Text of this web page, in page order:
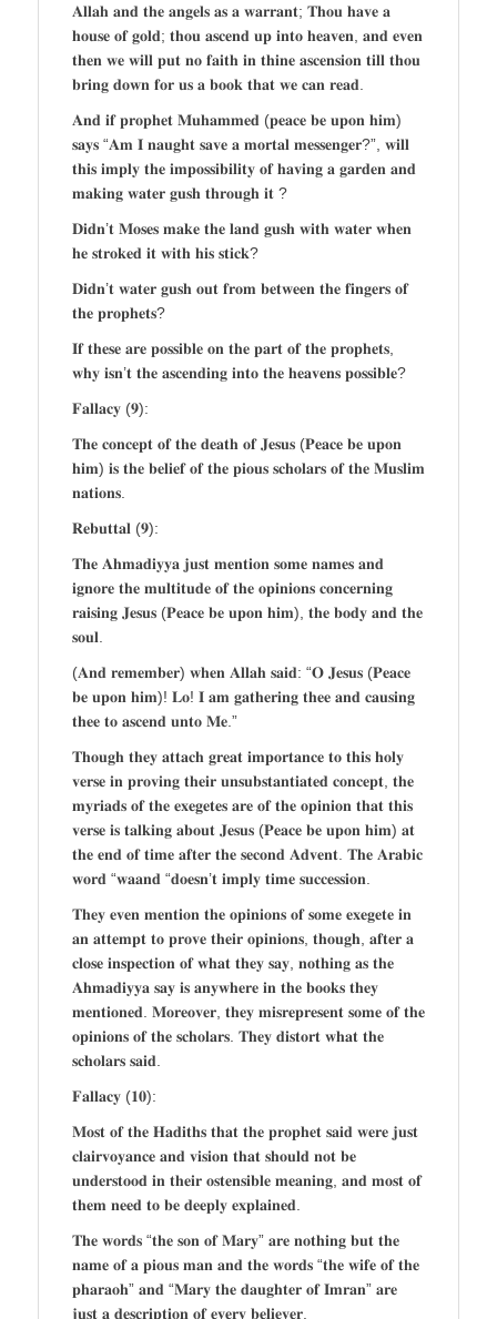
𝐀𝐥𝐥𝐚𝐡 𝐚𝐧𝐝 𝐭𝐡𝐞 𝐚𝐧𝐠𝐞𝐥𝐬 𝐚𝐬 𝐚 𝐰𝐚𝐫𝐫𝐚𝐧𝐭; 𝐓𝐡𝐨𝐮 𝐡𝐚𝐯𝐞 𝐚
𝐡𝐨𝐮𝐬𝐞 𝐨𝐟 𝐠𝐨𝐥𝐝; 𝐭𝐡𝐨𝐮 𝐚𝐬𝐜𝐞𝐧𝐝 𝐮𝐩 𝐢𝐧𝐭𝐨 𝐡𝐞𝐚𝐯𝐞𝐧, 𝐚𝐧𝐝 𝐞𝐯𝐞𝐧
𝐭𝐡𝐞𝐧 𝐰𝐞 𝐰𝐢𝐥𝐥 𝐩𝐮𝐭 𝐧𝐨 𝐟𝐚𝐢𝐭𝐡 𝐢𝐧 𝐭𝐡𝐢𝐧𝐞 𝐚𝐬𝐜𝐞𝐧𝐬𝐢𝐨𝐧 𝐭𝐢𝐥𝐥 𝐭𝐡𝐨𝐮
𝐛𝐫𝐢𝐧𝐠 𝐝𝐨𝐰𝐧 𝐟𝐨𝐫 𝐮𝐬 𝐚 𝐛𝐨𝐨𝐤 𝐭𝐡𝐚𝐭 𝐰𝐞 𝐜𝐚𝐧 𝐫𝐞𝐚𝐝.
𝐀𝐧𝐝 𝐢𝐟 𝐩𝐫𝐨𝐩𝐡𝐞𝐭 𝐌𝐮𝐡𝐚𝐦𝐦𝐞𝐝 (𝐩𝐞𝐚𝐜𝐞 𝐛𝐞 𝐮𝐩𝐨𝐧 𝐡𝐢𝐦)
𝐬𝐚𝐲𝐬 “𝐀𝐦 𝐈 𝐧𝐚𝐮𝐠𝐡𝐭 𝐬𝐚𝐯𝐞 𝐚 𝐦𝐨𝐫𝐭𝐚𝐥 𝐦𝐞𝐬𝐬𝐞𝐧𝐠𝐞𝐫?”, 𝐰𝐢𝐥𝐥
𝐭𝐡𝐢𝐬 𝐢𝐦𝐩𝐥𝐲 𝐭𝐡𝐞 𝐢𝐦𝐩𝐨𝐬𝐬𝐢𝐛𝐢𝐥𝐢𝐭𝐲 𝐨𝐟 𝐡𝐚𝐯𝐢𝐧𝐠 𝐚 𝐠𝐚𝐫𝐝𝐞𝐧 𝐚𝐧𝐝
𝐦𝐚𝐤𝐢𝐧𝐠 𝐰𝐚𝐭𝐞𝐫 𝐠𝐮𝐬𝐡 𝐭𝐡𝐫𝐨𝐮𝐠𝐡 𝐢𝐭 ?
𝐃𝐢𝐝𝐧’𝐭 𝐌𝐨𝐬𝐞𝐬 𝐦𝐚𝐤𝐞 𝐭𝐡𝐞 𝐥𝐚𝐧𝐝 𝐠𝐮𝐬𝐡 𝐰𝐢𝐭𝐡 𝐰𝐚𝐭𝐞𝐫 𝐰𝐡𝐞𝐧
𝐡𝐞 𝐬𝐭𝐫𝐨𝐤𝐞𝐝 𝐢𝐭 𝐰𝐢𝐭𝐡 𝐡𝐢𝐬 𝐬𝐭𝐢𝐜𝐤?
𝐃𝐢𝐝𝐧’𝐭 𝐰𝐚𝐭𝐞𝐫 𝐠𝐮𝐬𝐡 𝐨𝐮𝐭 𝐟𝐫𝐨𝐦 𝐛𝐞𝐭𝐰𝐞𝐞𝐧 𝐭𝐡𝐞 𝐟𝐢𝐧𝐠𝐞𝐫𝐬 𝐨𝐟
𝐭𝐡𝐞 𝐩𝐫𝐨𝐩𝐡𝐞𝐭𝐬?
𝐈𝐟 𝐭𝐡𝐞𝐬𝐞 𝐚𝐫𝐞 𝐩𝐨𝐬𝐬𝐢𝐛𝐥𝐞 𝐨𝐧 𝐭𝐡𝐞 𝐩𝐚𝐫𝐭 𝐨𝐟 𝐭𝐡𝐞 𝐩𝐫𝐨𝐩𝐡𝐞𝐭𝐬,
𝐰𝐡𝐲 𝐢𝐬𝐧’𝐭 𝐭𝐡𝐞 𝐚𝐬𝐜𝐞𝐧𝐝𝐢𝐧𝐠 𝐢𝐧𝐭𝐨 𝐭𝐡𝐞 𝐡𝐞𝐚𝐯𝐞𝐧𝐬 𝐩𝐨𝐬𝐬𝐢𝐛𝐥𝐞?
𝐅𝐚𝐥𝐥𝐚𝐜𝐲 (𝟗):
𝐓𝐡𝐞 𝐜𝐨𝐧𝐜𝐞𝐩𝐭 𝐨𝐟 𝐭𝐡𝐞 𝐝𝐞𝐚𝐭𝐡 𝐨𝐟 𝐉𝐞𝐬𝐮𝐬 (𝐏𝐞𝐚𝐜𝐞 𝐛𝐞 𝐮𝐩𝐨𝐧
𝐡𝐢𝐦) 𝐢𝐬 𝐭𝐡𝐞 𝐛𝐞𝐥𝐢𝐞𝐟 𝐨𝐟 𝐭𝐡𝐞 𝐩𝐢𝐨𝐮𝐬 𝐬𝐜𝐡𝐨𝐥𝐚𝐫𝐬 𝐨𝐟 𝐭𝐡𝐞 𝐌𝐮𝐬𝐥𝐢𝐦
𝐧𝐚𝐭𝐢𝐨𝐧𝐬.
𝐑𝐞𝐛𝐮𝐭𝐭𝐚𝐥 (𝟗):
𝐓𝐡𝐞 𝐀𝐡𝐦𝐚𝐝𝐢𝐲𝐲𝐚 𝐣𝐮𝐬𝐭 𝐦𝐞𝐧𝐭𝐢𝐨𝐧 𝐬𝐨𝐦𝐞 𝐧𝐚𝐦𝐞𝐬 𝐚𝐧𝐝
𝐢𝐠𝐧𝐨𝐫𝐞 𝐭𝐡𝐞 𝐦𝐮𝐥𝐭𝐢𝐭𝐮𝐝𝐞 𝐨𝐟 𝐭𝐡𝐞 𝐨𝐩𝐢𝐧𝐢𝐨𝐧𝐬 𝐜𝐨𝐧𝐜𝐞𝐫𝐧𝐢𝐧𝐠
𝐫𝐚𝐢𝐬𝐢𝐧𝐠 𝐉𝐞𝐬𝐮𝐬 (𝐏𝐞𝐚𝐜𝐞 𝐛𝐞 𝐮𝐩𝐨𝐧 𝐡𝐢𝐦), 𝐭𝐡𝐞 𝐛𝐨𝐝𝐲 𝐚𝐧𝐝 𝐭𝐡𝐞
𝐬𝐨𝐮𝐥.
(𝐀𝐧𝐝 𝐫𝐞𝐦𝐞𝐦𝐛𝐞𝐫) 𝐰𝐡𝐞𝐧 𝐀𝐥𝐥𝐚𝐡 𝐬𝐚𝐢𝐝: “𝐎 𝐉𝐞𝐬𝐮𝐬 (𝐏𝐞𝐚𝐜𝐞
𝐛𝐞 𝐮𝐩𝐨𝐧 𝐡𝐢𝐦)! 𝐋𝐨! 𝐈 𝐚𝐦 𝐠𝐚𝐭𝐡𝐞𝐫𝐢𝐧𝐠 𝐭𝐡𝐞𝐞 𝐚𝐧𝐝 𝐜𝐚𝐮𝐬𝐢𝐧𝐠
𝐭𝐡𝐞𝐞 𝐭𝐨 𝐚𝐬𝐜𝐞𝐧𝐝 𝐮𝐧𝐭𝐨 𝐌𝐞.”
𝐓𝐡𝐨𝐮𝐠𝐡 𝐭𝐡𝐞𝐲 𝐚𝐭𝐭𝐚𝐜𝐡 𝐠𝐫𝐞𝐚𝐭 𝐢𝐦𝐩𝐨𝐫𝐭𝐚𝐧𝐜𝐞 𝐭𝐨 𝐭𝐡𝐢𝐬 𝐡𝐨𝐥𝐲
𝐯𝐞𝐫𝐬𝐞 𝐢𝐧 𝐩𝐫𝐨𝐯𝐢𝐧𝐠 𝐭𝐡𝐞𝐢𝐫 𝐮𝐧𝐬𝐮𝐛𝐬𝐭𝐚𝐧𝐭𝐢𝐚𝐭𝐞𝐝 𝐜𝐨𝐧𝐜𝐞𝐩𝐭, 𝐭𝐡𝐞
𝐦𝐲𝐫𝐢𝐚𝐝𝐬 𝐨𝐟 𝐭𝐡𝐞 𝐞𝐱𝐞𝐠𝐞𝐭𝐞𝐬 𝐚𝐫𝐞 𝐨𝐟 𝐭𝐡𝐞 𝐨𝐩𝐢𝐧𝐢𝐨𝐧 𝐭𝐡𝐚𝐭 𝐭𝐡𝐢𝐬
𝐯𝐞𝐫𝐬𝐞 𝐢𝐬 𝐭𝐚𝐥𝐤𝐢𝐧𝐠 𝐚𝐛𝐨𝐮𝐭 𝐉𝐞𝐬𝐮𝐬 (𝐏𝐞𝐚𝐜𝐞 𝐛𝐞 𝐮𝐩𝐨𝐧 𝐡𝐢𝐦) 𝐚𝐭
𝐭𝐡𝐞 𝐞𝐧𝐝 𝐨𝐟 𝐭𝐢𝐦𝐞 𝐚𝐟𝐭𝐞𝐫 𝐭𝐡𝐞 𝐬𝐞𝐜𝐨𝐧𝐝 𝐀𝐝𝐯𝐞𝐧𝐭. 𝐓𝐡𝐞 𝐀𝐫𝐚𝐛𝐢𝐜
𝐰𝐨𝐫𝐝 “𝐰𝐚𝐚𝐧𝐝 “𝐝𝐨𝐞𝐬𝐧’𝐭 𝐢𝐦𝐩𝐥𝐲 𝐭𝐢𝐦𝐞 𝐬𝐮𝐜𝐜𝐞𝐬𝐬𝐢𝐨𝐧.
𝐓𝐡𝐞𝐲 𝐞𝐯𝐞𝐧 𝐦𝐞𝐧𝐭𝐢𝐨𝐧 𝐭𝐡𝐞 𝐨𝐩𝐢𝐧𝐢𝐨𝐧𝐬 𝐨𝐟 𝐬𝐨𝐦𝐞 𝐞𝐱𝐞𝐠𝐞𝐭𝐞 𝐢𝐧
𝐚𝐧 𝐚𝐭𝐭𝐞𝐦𝐩𝐭 𝐭𝐨 𝐩𝐫𝐨𝐯𝐞 𝐭𝐡𝐞𝐢𝐫 𝐨𝐩𝐢𝐧𝐢𝐨𝐧𝐬, 𝐭𝐡𝐨𝐮𝐠𝐡, 𝐚𝐟𝐭𝐞𝐫 𝐚
𝐜𝐥𝐨𝐬𝐞 𝐢𝐧𝐬𝐩𝐞𝐜𝐭𝐢𝐨𝐧 𝐨𝐟 𝐰𝐡𝐚𝐭 𝐭𝐡𝐞𝐲 𝐬𝐚𝐲, 𝐧𝐨𝐭𝐡𝐢𝐧𝐠 𝐚𝐬 𝐭𝐡𝐞
𝐀𝐡𝐦𝐚𝐝𝐢𝐲𝐲𝐚 𝐬𝐚𝐲 𝐢𝐬 𝐚𝐧𝐲𝐰𝐡𝐞𝐫𝐞 𝐢𝐧 𝐭𝐡𝐞 𝐛𝐨𝐨𝐤𝐬 𝐭𝐡𝐞𝐲
𝐦𝐞𝐧𝐭𝐢𝐨𝐧𝐞𝐝. 𝐌𝐨𝐫𝐞𝐨𝐯𝐞𝐫, 𝐭𝐡𝐞𝐲 𝐦𝐢𝐬𝐫𝐞𝐩𝐫𝐞𝐬𝐞𝐧𝐭 𝐬𝐨𝐦𝐞 𝐨𝐟 𝐭𝐡𝐞
𝐨𝐩𝐢𝐧𝐢𝐨𝐧𝐬 𝐨𝐟 𝐭𝐡𝐞 𝐬𝐜𝐡𝐨𝐥𝐚𝐫𝐬. 𝐓𝐡𝐞𝐲 𝐝𝐢𝐬𝐭𝐨𝐫𝐭 𝐰𝐡𝐚𝐭 𝐭𝐡𝐞
𝐬𝐜𝐡𝐨𝐥𝐚𝐫𝐬 𝐬𝐚𝐢𝐝.
𝐅𝐚𝐥𝐥𝐚𝐜𝐲 (𝟏𝟎):
𝐌𝐨𝐬𝐭 𝐨𝐟 𝐭𝐡𝐞 𝐇𝐚𝐝𝐢𝐭𝐡𝐬 𝐭𝐡𝐚𝐭 𝐭𝐡𝐞 𝐩𝐫𝐨𝐩𝐡𝐞𝐭 𝐬𝐚𝐢𝐝 𝐰𝐞𝐫𝐞 𝐣𝐮𝐬𝐭
𝐜𝐥𝐚𝐢𝐫𝐯𝐨𝐲𝐚𝐧𝐜𝐞 𝐚𝐧𝐝 𝐯𝐢𝐬𝐢𝐨𝐧 𝐭𝐡𝐚𝐭 𝐬𝐡𝐨𝐮𝐥𝐝 𝐧𝐨𝐭 𝐛𝐞
𝐮𝐧𝐝𝐞𝐫𝐬𝐭𝐨𝐨𝐝 𝐢𝐧 𝐭𝐡𝐞𝐢𝐫 𝐨𝐬𝐭𝐞𝐧𝐬𝐢𝐛𝐥𝐞 𝐦𝐞𝐚𝐧𝐢𝐧𝐠, 𝐚𝐧𝐝 𝐦𝐨𝐬𝐭 𝐨𝐟
𝐭𝐡𝐞𝐦 𝐧𝐞𝐞𝐝 𝐭𝐨 𝐛𝐞 𝐝𝐞𝐞𝐩𝐥𝐲 𝐞𝐱𝐩𝐥𝐚𝐢𝐧𝐞𝐝.
𝐓𝐡𝐞 𝐰𝐨𝐫𝐝𝐬 “𝐭𝐡𝐞 𝐬𝐨𝐧 𝐨𝐟 𝐌𝐚𝐫𝐲” 𝐚𝐫𝐞 𝐧𝐨𝐭𝐡𝐢𝐧𝐠 𝐛𝐮𝐭 𝐭𝐡𝐞
𝐧𝐚𝐦𝐞 𝐨𝐟 𝐚 𝐩𝐢𝐨𝐮𝐬 𝐦𝐚𝐧 𝐚𝐧𝐝 𝐭𝐡𝐞 𝐰𝐨𝐫𝐝𝐬 “𝐭𝐡𝐞 𝐰𝐢𝐟𝐞 𝐨𝐟 𝐭𝐡𝐞
𝐩𝐡𝐚𝐫𝐚𝐨𝐡” 𝐚𝐧𝐝 “𝐌𝐚𝐫𝐲 𝐭𝐡𝐞 𝐝𝐚𝐮𝐠𝐡𝐭𝐞𝐫 𝐨𝐟 𝐈𝐦𝐫𝐚𝐧” 𝐚𝐫𝐞
𝐣𝐮𝐬𝐭 𝐚 𝐝𝐞𝐬𝐜𝐫𝐢𝐩𝐭𝐢𝐨𝐧 𝐨𝐟 𝐞𝐯𝐞𝐫𝐲 𝐛𝐞𝐥𝐢𝐞𝐯𝐞𝐫.